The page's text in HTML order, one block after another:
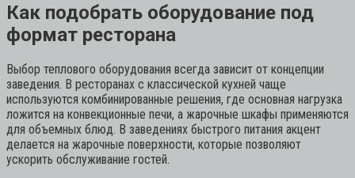
Как подобрать оборудование под
формат ресторана
Выбор теплового оборудования всегда зависит от концепции
заведения. В ресторанах с классической кухней чаще
используются комбинированные решения, где основная нагрузка
ложится на конвекционные печи, а жарочные шкафы применяются
для объемных блюд. В заведениях быстрого питания акцент
делается на жарочные поверхности, которые позволяют
ускорить обслуживание гостей.